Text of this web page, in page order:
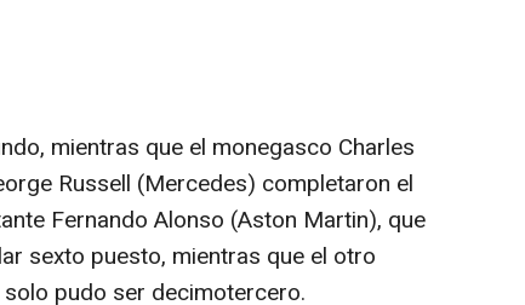
mientras que el monegasco Charles
Russell (Mercedes) completaron el
Fernando Alonso (Aston Martin), que
sexto puesto, mientras que el otro
pudo ser decimotercero.